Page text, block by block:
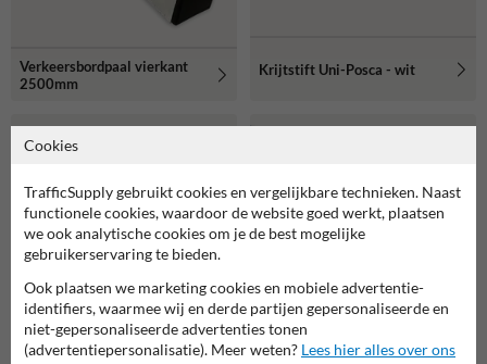
Verkeersbordpaal vierkant
2500mm
Krijtstift Uni-Posca - wit
Cookies
TrafficSupply gebruikt cookies en vergelijkbare technieken. Naast
functionele cookies, waardoor de website goed werkt, plaatsen
we ook analytische cookies om je de best mogelijke
gebruikerservaring te bieden.
Ook plaatsen we marketing cookies en mobiele advertentie-
identifiers, waarmee wij en derde partijen gepersonaliseerde en
niet-gepersonaliseerde advertenties tonen
(advertentiepersonalisatie). Meer weten? Lees hier alles over ons